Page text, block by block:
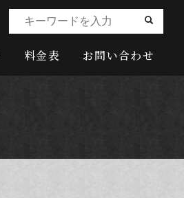
料金表 お問い合わせ